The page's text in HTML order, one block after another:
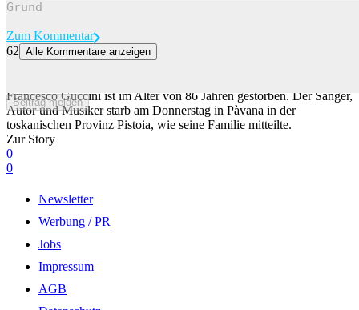
Beitrag melden
Zum Kommentar
62 Alle Kommentare anzeigen
Francesco Guccini ist im Alter von 86 Jahren gestorben. Der Sänger,
Autor und Musiker starb am Donnerstag in Pàvana in der
toskanischen Provinz Pistoia, wie seine Familie mitteilte.
Zur Story
0
0
Newsletter
Werbung / PR
Jobs
Impressum
AGB